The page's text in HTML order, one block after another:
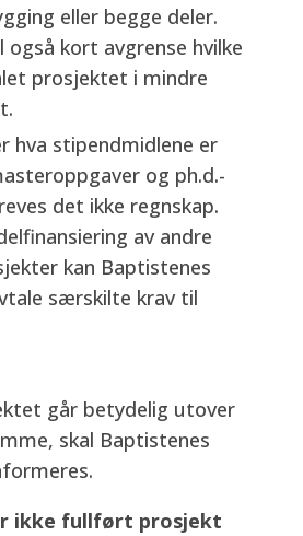
eller begge deler.
også kort avgrense hvilke
prosjektet i mindre
hva stipendmidlene er
og ph.d.-
det ikke regnskap.
av andre
kan Baptistenes
særskilte krav til
går betydelig utover
skal Baptistenes
ikke fullført prosjekt